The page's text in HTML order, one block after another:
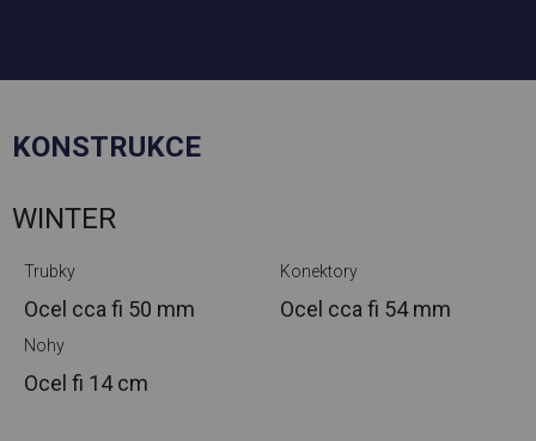
KONSTRUKCE
WINTER
Trubky
Ocel ccafi 50 mm
Konektory
Ocel ccafi 54 mm
Nohy
Ocel fi 14 cm